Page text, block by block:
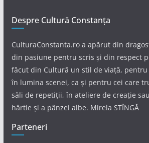
Despre Cultură Constanța
CulturaConstanta.ro a apărut din
din pasiune pentru scris și din respect
făcut din Cultură un stil de viață, pentru
în lumina scenei, ca și pentru cei care
săli de repetiții, în ateliere de creație
hârtie și a pânzei albe. Mirela STÎNGĂ
Parteneri